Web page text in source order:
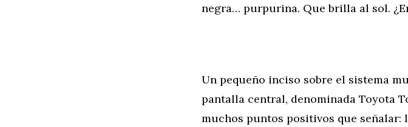
negra… purpurina. Que brilla al sol.
Un pequeño inciso sobre el sistema
pantalla central, denominada Toyota
muchos puntos positivos que señalar: